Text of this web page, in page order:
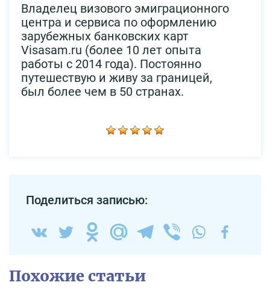
Владелец визового эмиграционного
центра и сервиса по оформлению
зарубежных банковских карт
Visasam.ru (более 10 лет опыта
работы с 2014 года). Постоянно
путешествую и живу за границей,
был более чем в 50 странах.
Поделиться записью:
Похожие статьи